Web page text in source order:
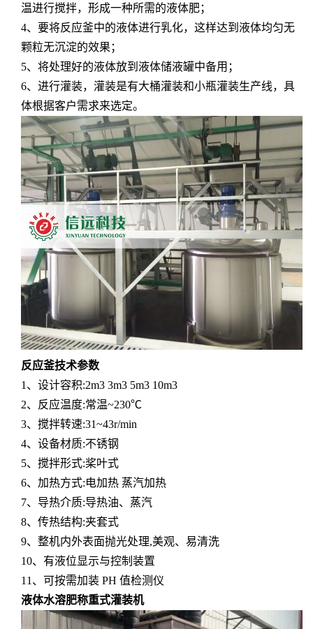
温进行搅拌，形成一种所需的液体肥；
4、要将反应釜中的液体进行乳化，这样达到液体均匀无
颗粒无沉淀的效果；
5、将处理好的液体放到液体储液罐中备用；
6、进行灌装，灌装是有大桶灌装和小瓶灌装生产线，具
体根据客户需求来选定。
反应釜技术参数
1、设计容积:2m3 3m3 5m3 10m3
2、反应温度:常温~230℃
3、搅拌转速:31~43r/min
4、设备材质:不锈钢
5、搅拌形式:桨叶式
6、加热方式:电加热 蒸汽加热
7、导热介质:导热油、蒸汽
8、传热结构:夹套式
9、整机内外表面抛光处理,美观、易清洗
10、有液位显示与控制装置
11、可按需加装 PH 值检测仪
液体水溶肥称重式灌装机